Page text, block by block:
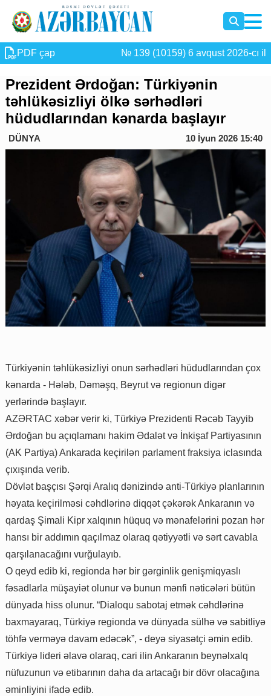
PDF çap № 139 (10159) 6 avqust 2026-cı il
Prezident Ərdoğan: Türkiyənin
təhlükəsizliyi ölkə sərhədləri
hüdudlarından kənarda başlayır
DÜNYA 10 İyun 2026 15:40
Türkiyənin təhlükəsizliyi onun sərhədləri hüdudlarından çox
kənarda - Hələb, Dəməşq, Beyrut və regionun digər
yerlərində başlayır.
AZƏRTAC xəbər verir ki, Türkiyə Prezidenti Rəcəb Tayyib
Ərdoğan bu açıqlamanı hakim Ədalət və İnkişaf Partiyasının
(AK Partiya) Ankarada keçirilən parlament fraksiya iclasında
çıxışında verib.
Dövlət başçısı Şərqi Aralıq dənizində anti-Türkiyə planlarının
həyata keçirilməsi cəhdlərinə diqqət çəkərək Ankaranın və
qardaş Şimali Kipr xalqının hüquq və mənafelərini pozan hər
hansı bir addımın qaçılmaz olaraq qətiyyətli və sərt cavabla
qarşılanacağını vurğulayıb.
O qeyd edib ki, regionda hər bir gərginlik genişmiqyaslı
fəsadlarla müşayiət olunur və bunun mənfi nəticələri bütün
dünyada hiss olunur. “Dialoqu sabotaj etmək cəhdlərinə
baxmayaraq, Türkiyə regionda və dünyada sülhə və sabitliyə
töhfə verməyə davam edəcək”, - deyə siyasətçi əmin edib.
Türkiyə lideri əlavə olaraq, cari ilin Ankaranın beynəlxalq
nüfuzunun və etibarının daha da artacağı bir dövr olacağına
əminliyini ifadə edib.